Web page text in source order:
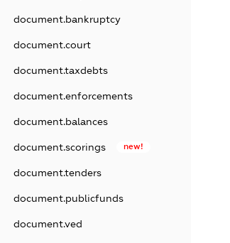
document.bankruptcy
document.court
document.taxdebts
document.enforcements
document.balances
document.scorings new!
document.tenders
document.publicfunds
document.ved